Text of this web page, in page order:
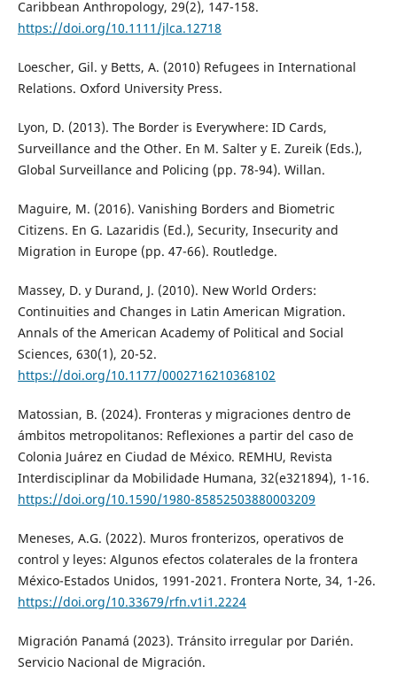
Caribbean Anthropology, 29(2), 147-158.
https://doi.org/10.1111/jlca.12718
Loescher, Gil. y Betts, A. (2010) Refugees in International
Relations. Oxford University Press.
Lyon, D. (2013). The Border is Everywhere: ID Cards,
Surveillance and the Other. En M. Salter y E. Zureik (Eds.),
Global Surveillance and Policing (pp. 78-94). Willan.
Maguire, M. (2016). Vanishing Borders and Biometric
Citizens. En G. Lazaridis (Ed.), Security, Insecurity and
Migration in Europe (pp. 47-66). Routledge.
Massey, D. y Durand, J. (2010). New World Orders:
Continuities and Changes in Latin American Migration.
Annals of the American Academy of Political and Social
Sciences, 630(1), 20-52.
https://doi.org/10.1177/0002716210368102
Matossian, B. (2024). Fronteras y migraciones dentro de
ámbitos metropolitanos: Reflexiones a partir del caso de
Colonia Juárez en Ciudad de México. REMHU, Revista
Interdisciplinar da Mobilidade Humana, 32(e321894), 1-16.
https://doi.org/10.1590/1980-85852503880003209
Meneses, A.G. (2022). Muros fronterizos, operativos de
control y leyes: Algunos efectos colaterales de la frontera
México-Estados Unidos, 1991-2021. Frontera Norte, 34, 1-26.
https://doi.org/10.33679/rfn.v1i1.2224
Migración Panamá (2023). Tránsito irregular por Darién.
Servicio Nacional de Migración.